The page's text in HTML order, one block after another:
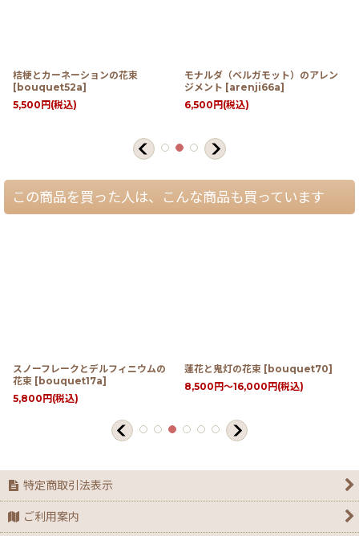
桔梗とカーネーションの花束
[ bouquet52a]
5,500 円 (税込)
モナルダ（ベルガモット）のアレン
ジメント [arenji66a]
6,500 円 (税込)
この商品を買った人は、こんな商品も買っています
スノーフレークとデルフィニウムの
花束 [ bouquet17a]
5,800 円 (税込)
蓮花と鬼灯の花束 [ bouquet70]
8,500 円～16,000 円 (税込)
特定商取引法表示
ご利用案内